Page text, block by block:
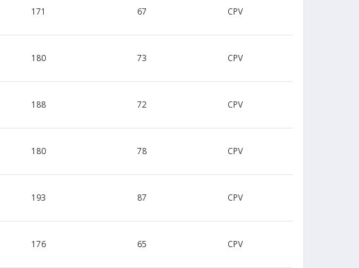
171 67 CPV
180 73 CPV
188 72 CPV
180 78 CPV
193 87 CPV
176 65 CPV